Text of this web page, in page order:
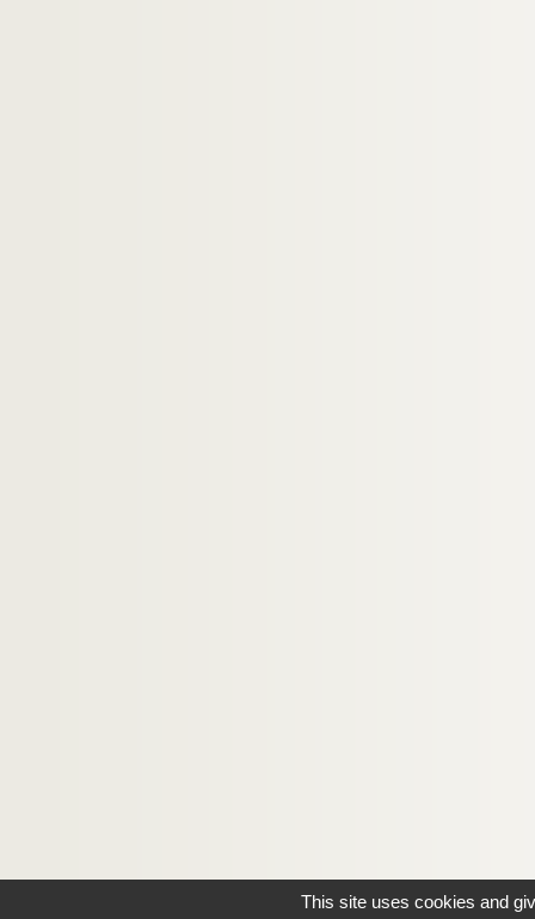
This site uses cookies and